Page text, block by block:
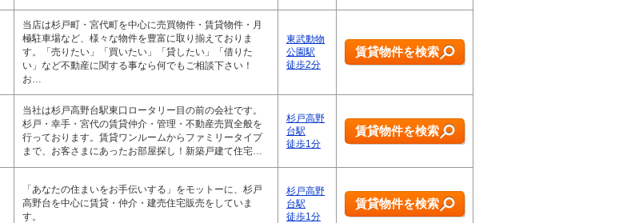
当店は杉戸町・宮代町を中心に売買物件・賃貸物件・月
極駐車場など、様々な物件を豊富に取り揃えておりま
す。「売りたい」「買いたい」「貸したい」「借りた
い」など不動産に関する事なら何でもご相談下さい！
お…
東武動物
公園駅
徒歩2分
賃貸物件を検索
当社は杉戸高野台駅東口ロータリー目の前の会社です。
杉戸・幸手・宮代の賃貸仲介・管理・不動産売買全般を
行っております。賃貸ワンルームからファミリータイプ
まで、お客さまにあったお部屋探し！新築戸建て住宅…
杉戸高野
台駅
徒歩1分
賃貸物件を検索
「あなたの住まいをお手伝いする」をモットーに、杉戸
高野台を中心に賃貸・仲介・建売住宅販売をしていま
す。
杉戸高野
台駅
徒歩1分
賃貸物件を検索